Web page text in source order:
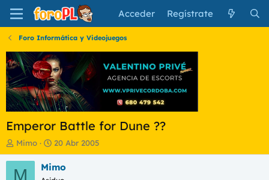
Acceder Regístrate
Foro Informática y Videojuegos
Emperor Battle for Dune ??
I
n
i
c
Mimo
F
e
c
20 Abr 2005
M Mimo